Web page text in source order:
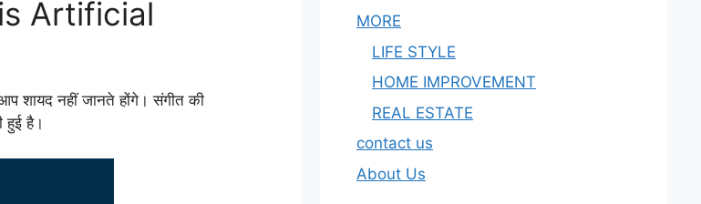
intelligence
is Artificial
शायद नहीं जानते होंगे। संगीत की
हुई है।
MORE
LIFE STYLE
HOME IMPROVEMENT
REAL ESTATE
contact us
About Us